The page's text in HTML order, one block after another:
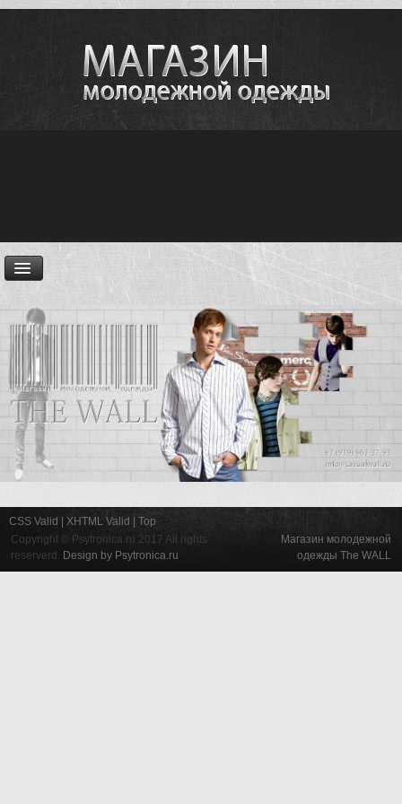
ГЛАВНАЯ
НОВОСТИ
АССОРТИМЕНТ
КОНТАКТЫ
CSS Valid | XHTML Valid | Top
Copyright © Psytronica.ru 2017 All rights
reserverd. Design by Psytronica.ru
Магазин молодежной
одежды The WALL